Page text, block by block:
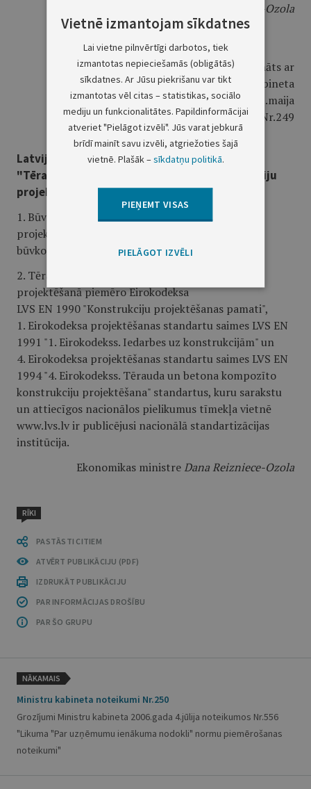
Dana Reizniece-Ozola
Apstiprināts ar
Ministru kabineta
2015.gada 26.maija
noteikumiem Nr.249
Latvijas būvnormatīvs LBN 212-15
"Tērauda un betona kompozīto būvkonstrukciju
projektēšana"
1. Būvnormatīvs nosaka prasības, kas jāievēro,
projektējot tērauda un betona kompozītās
būvkonstrukcijas ēkām un inženierbūvēm.
2. Tērauda un betona kompozīto būvkonstrukciju
projektēšanā piemēro Eirokodeksa
LVS EN 1990 "Konstrukciju projektēšanas pamati",
1. Eirokodeksa projektēšanas standartu saimes LVS EN
1991 "1. Eirokodekss. Iedarbes uz konstrukcijām" un
4. Eirokodeksa projektēšanas standartu saimes LVS EN
1994 "4. Eirokodekss. Tērauda un betona kompozīto
konstrukciju projektēšana" standartus, kuru sarakstu
un attiecīgos nacionālos pielikumus tīmekļa vietnē
www.lvs.lv ir publicējusi nacionālā standartizācijas
institūcija.
Ekonomikas ministreDana Reizniece-Ozola
RĪKI
PASTĀSTI CITIEM
ATVĒRT PUBLIKĀCIJU (PDF)
IZDRUKĀT PUBLIKĀCIJU
PAR INFORMĀCIJAS DROŠĪBU
PAR ŠO GRUPU
NĀKAMAIS
Ministru kabineta noteikumi Nr.250
Grozījumi Ministru kabineta 2006.gada 4.jūlija noteikumos Nr.556
"Likuma "Par uzņēmumu ienākuma nodokli" normu piemērošanas
noteikumi"
Vietnē izmantojam sīkdatnes
Lai vietne pilnvērtīgi darbotos, tiek
izmantotas nepieciešamās (obligātās)
sīkdatnes. Ar Jūsu piekrišanu var tikt
izmantotas vēl citas – statistikas, sociālo
mediju un funkcionalitātes. Papildinformācijai
atveriet "Pielāgot izvēli". Jūs varat jebkurā
brīdī mainīt savu izvēli, atgriežoties šajā
vietnē. Plašāk –sīkdatņu politikā.
PIEŅEMT VISAS
PIELĀGOT IZVĒLI